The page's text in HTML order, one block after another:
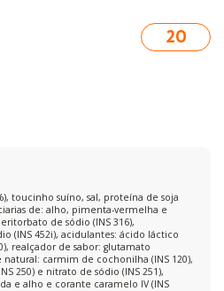
20
toucinho suíno, sal, proteína de soja
de: alho, pimenta-vermelha e
de sódio (INS 316),
(INS 452i), acidulantes: ácido láctico
realçador de sabor: glutamato
natural: carmim de cochonilha (INS 120),
250) e nitrato de sódio (INS 251),
e alho e corante caramelo IV (INS